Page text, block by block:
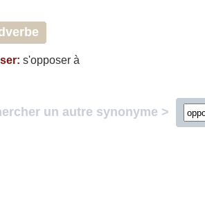
: s'opposer à
un autre synonyme >